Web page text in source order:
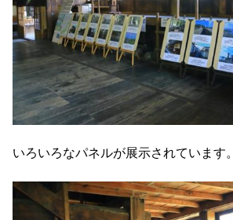
いろいろなパネルが展示されています。